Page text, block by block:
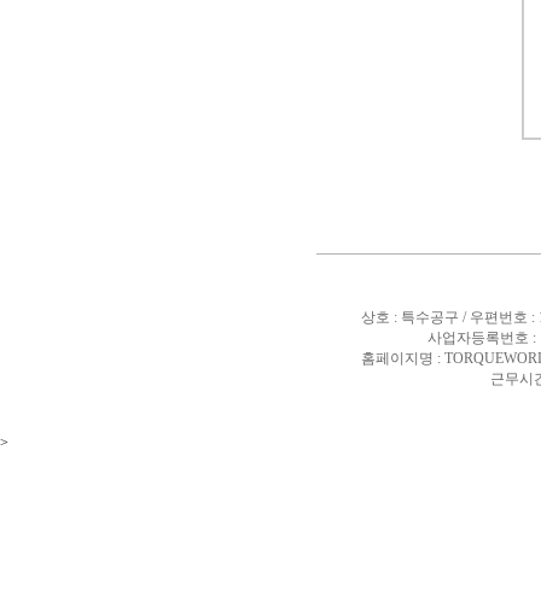
상호 : 특수공구 / 우편번호 :
사업자등록번호 :
홈페이지명 :
근무시
>